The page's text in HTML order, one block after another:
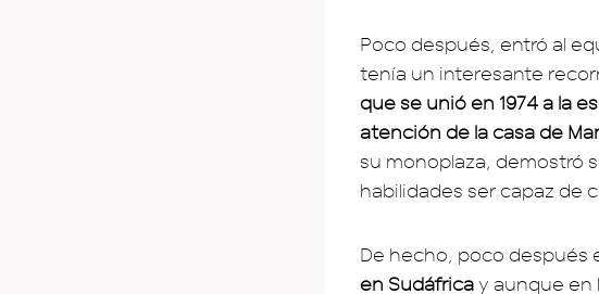
Poco después, entró al
tenía un interesante
que se unió en 1974 a la
atención de la casa de
su monoplaza, demostró
habilidades ser capaz de
De hecho, poco después
en Sudáfrica y aunque en